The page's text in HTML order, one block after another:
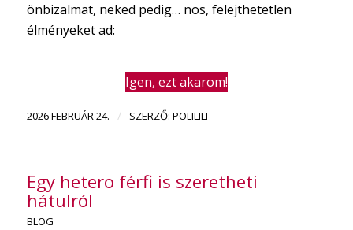
önbizalmat, neked pedig… nos, felejthetetlen
élményeket ad:
Igen, ezt akarom!
2026 FEBRUÁR 24. / SZERZŐ: POLILILI
Egy hetero férfi is szeretheti
hátulról
BLOG